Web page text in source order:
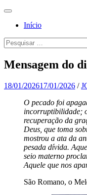
Jornada
Cristã
Para a
Deus, em
comunhão
Santa
Igreja
Católica
Apostólica
Romana
Menu
Início
Pesquisa
Pesquisar
por:
Mensagem do
18/01/202617/01/2026 /
O pecado foi
incorruptibilidade;
recuperação da
Deus, que toma
mostrou a ata da
pesada dívida.
seio materno
Aquele que nos
São Romano, o